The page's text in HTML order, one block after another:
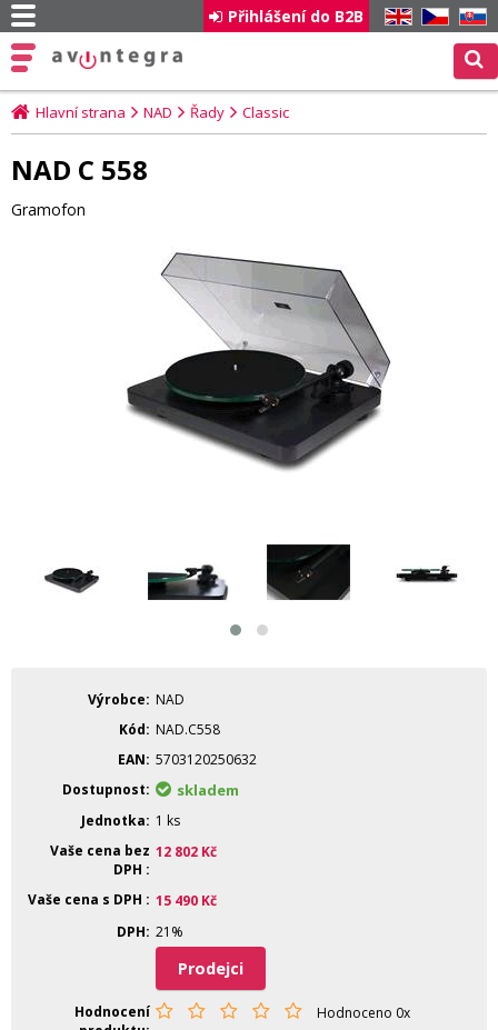
EN CZ SK
Přihlášení do B2B
Hlavní strana NAD Řady Classic
NAD C 558
Gramofon
Výrobce
NAD
Kód
NAD.C558
EAN 5703120250632
Dostupnost
skladem
Jednotka
1 ks
Vaše cena bez
DPH
12 802 Kč
Vaše cena s DPH 15 490 Kč
DPH 21%
Prodejci
Hodnocení
Hodnoceno 0x